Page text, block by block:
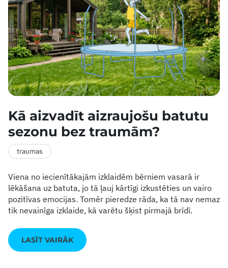
Kā aizvadīt aizraujošu batutu
sezonu bez traumām?
traumas
Viena no iecienītākajām izklaidēm bērniem vasarā ir
lēkāšana uz batuta, jo tā ļauj kārtīgi izkustēties un vairo
pozitīvas emocijas. Tomēr pieredze rāda, ka tā nav nemaz
tik nevainīga izklaide, kā varētu šķist pirmajā brīdī.
LASĪT VAIRĀK